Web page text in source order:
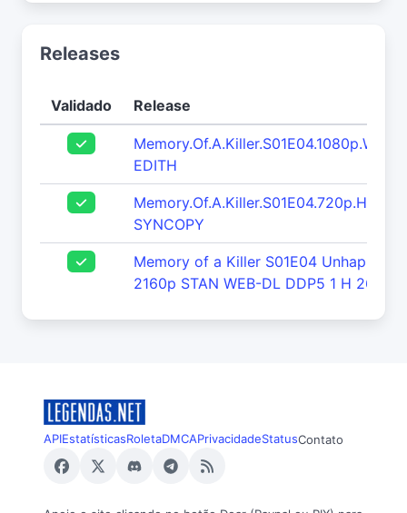
Releases
Validado Release
EDITH
SYNCOPY
Memory of a Killer S01E04 Unhappy
2160p STAN WEB-DL DDP5 1 H 265-
APIEstatísticasRoletaDMCAPrivacidadeStatusContato